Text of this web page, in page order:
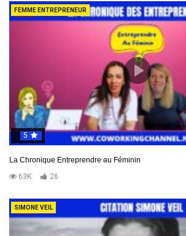
FEMME ENTREPRENEUR
5
La Chronique Entreprendre au Féminin
63K
26
SIMONE VEIL